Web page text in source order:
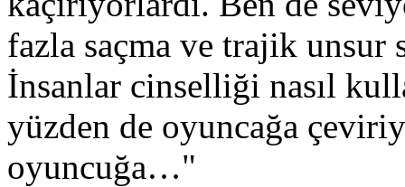
fazla saçma ve trajik
İnsanlar cinselliği nasıl
yüzden de oyuncağa
oyuncuğa…"